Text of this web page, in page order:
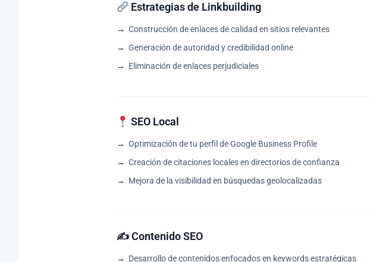
Estrategias de Linkbuilding
Construcción de enlaces de calidad en sitios relevantes
Generación de autoridad y credibilidad online
Eliminación de enlaces perjudiciales
SEO Local
Optimización de tu perfil de Google Business Profile
Creación de citaciones locales en directorios de confianza
Mejora de la visibilidad en búsquedas geolocalizadas
✍️ Contenido SEO
Desarrollo de contenidos enfocados en keywords estratégicas